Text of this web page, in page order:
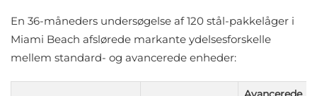
En 36-måneders undersøgelse af 120 stål-pakkelåger i
Miami Beach afslørede markante ydelsesforskelle
mellem standard- og avancerede enheder: